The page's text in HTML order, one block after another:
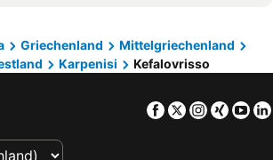
Leptokaria
Glyfada Beach
Old Town of Kerkyra
Griechenland
Mittelgriechenland
Karpenisi Kefalovrisso
Facebook
TwitterXing